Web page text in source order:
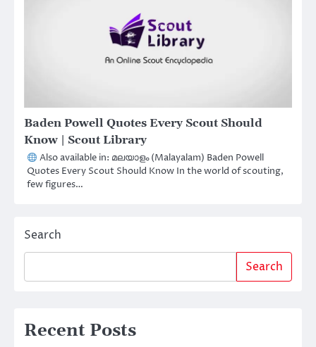
Baden Powell Quotes Every Scout Should
Know | Scout Library
Also available in: മലയാളം (Malayalam) Baden Powell
Quotes Every Scout Should Know In the world of scouting,
few figures…
Search
Search
Recent Posts